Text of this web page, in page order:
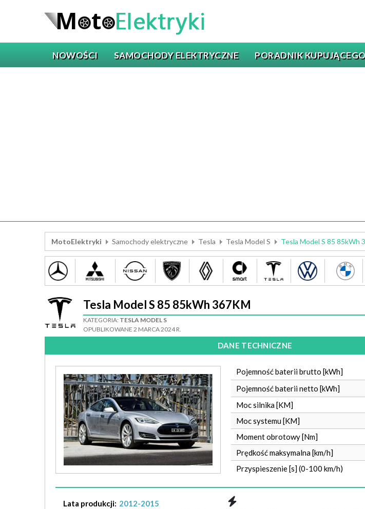
NOWOŚCI SAMOCHODY ELEKTRYCZNE PORADNIK
MotoElektryki Samochody elektryczne Tesla Tesla Model S Tesla Model S 85 85kWh
Tesla Model S 85 85kWh 367KM
KATEGORIA: TESLA MODEL S
OPUBLIKOWANE 2 MARCA 2024 R.
DANE TECHNICZNE
Pojemność baterii brutto [kWh]
Pojemność baterii netto [kWh]
Moc silnika [KM]
Moc systemu [KM]
Moment obrotowy [Nm]
Prędkość maksymalna [km/h]
Przyspieszenie [s] (0-100 km/h)
Lata produkcji: 2012-2015